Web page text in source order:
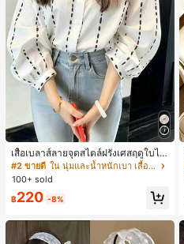
เสื้อเบลาส์ลายจุดสไตล์ฝรั่งเศสฤดูใบไม้
ร่วง, ทรงเข้ารูป, แขนยาวคอวี, สไตล์ให
ม่ฤดูใบไม้ผลิ, ป้องกันแสงแดด, ใส่ไป
ทำงานและลำลอง สีขาว
#2 ขายดี
ใน นุ่มและน้ำหนักเบา เสื้อสตรี เสื้อเบลาส์ & Tee
100+ sold
฿220 -8%